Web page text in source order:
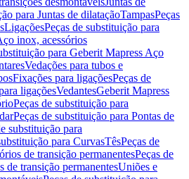
para Juntas de dilataçãoTampasPeças
LigaçõesPeças de substituição para
inox, acessórios
para Geberit Mapress Aço
Vedações para tubos e
Fixações para ligaçõesPeças de
ligaçõesVedantesGeberit Mapress
Peças de substituição para
Peças de substituição para Pontas de
substituição para
para CurvasTêsPeças de
de transição permanentesPeças de
de transição permanentesUniões e